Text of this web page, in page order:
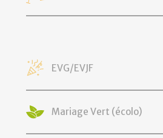
EVG/EVJF
Mariage Vert (écolo)